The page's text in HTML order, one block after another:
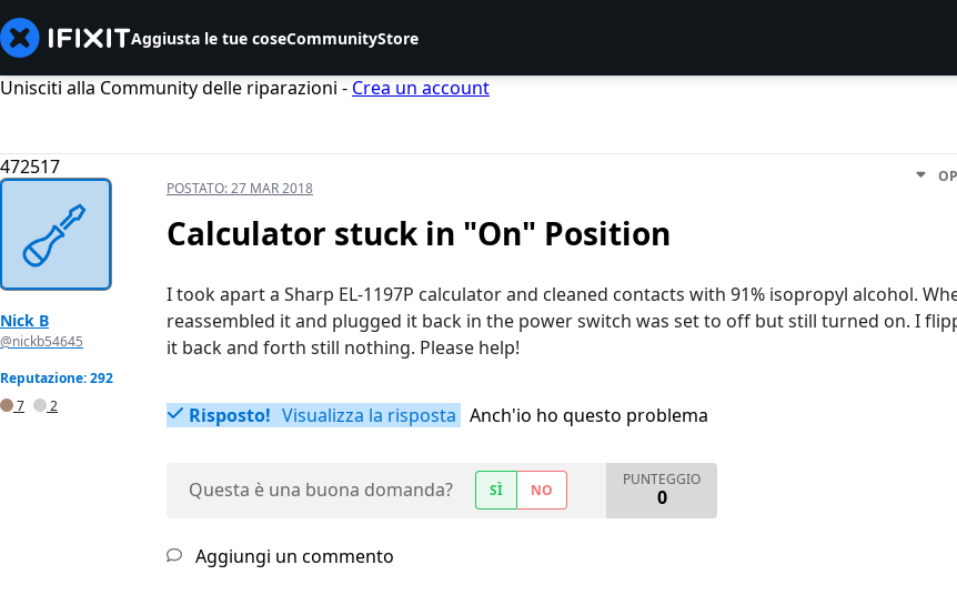
Aggiusta le tue coseCommunityStore
Unisciti alla Community delle riparazioni - Crea un account
472517
Nick B
@nickb54645
Reputazione: 292
7
2
POSTATO:27 MAR 2018
Calculator stuck in "On" Position
I took apart a Sharp EL-1197P calculator and cleaned contacts with 91% isopropyl alcohol.
reassembled it and plugged it back in the power switch was set to off but still turned on. I
it back and forth still nothing. Please help!
Risposto! Visualizza la risposta Anch'io ho questo problema
Questa è una buona domanda? SÌ NO
PUNTEGGIO
0
Aggiungi un commento